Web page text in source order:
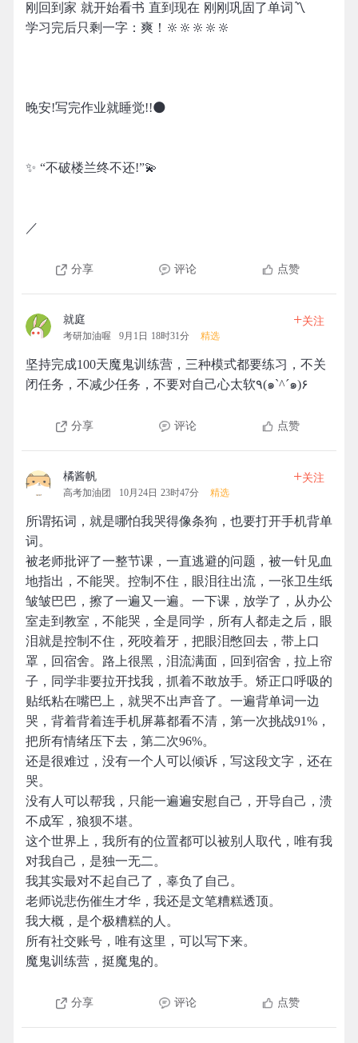
刚回到家 就开始看书 直到现在 刚刚巩固了单词〽️
学习完后只剩一字：爽！🔆🔆🔆🔆🔆
晚安!写完作业就睡觉!!🌑
✨ “不破楼兰终不还!”💫
／
分享 评论 点赞
就庭
考研加油喔 9月1日 18时31分 精选
+关注
坚持完成100天魔鬼训练营，三种模式都要练习，不关
闭任务，不减少任务，不要对自己心太软٩(๑`^´๑)۶
分享 评论 点赞
橘酱帆
高考加油团 10月24日 23时47分 精选
+关注
所谓拓词，就是哪怕我哭得像条狗，也要打开手机背单
词。
被老师批评了一整节课，一直逃避的问题，被一针见血
地指出，不能哭。控制不住，眼泪往出流，一张卫生纸
皱皱巴巴，擦了一遍又一遍。一下课，放学了，从办公
室走到教室，不能哭，全是同学，所有人都走之后，眼
泪就是控制不住，死咬着牙，把眼泪憋回去，带上口
罩，回宿舍。路上很黑，泪流满面，回到宿舍，拉上帘
子，同学非要拉开找我，抓着不敢放手。矫正口呼吸的
贴纸粘在嘴巴上，就哭不出声音了。一遍背单词一边
哭，背着背着连手机屏幕都看不清，第一次挑战91%，
把所有情绪压下去，第二次96%。
还是很难过，没有一个人可以倾诉，写这段文字，还在
哭。
没有人可以帮我，只能一遍遍安慰自己，开导自己，溃
不成军，狼狈不堪。
这个世界上，我所有的位置都可以被别人取代，唯有我
对我自己，是独一无二。
我其实最对不起自己了，辜负了自己。
老师说悲伤催生才华，我还是文笔糟糕透顶。
我大概，是个极糟糕的人。
所有社交账号，唯有这里，可以写下来。
魔鬼训练营，挺魔鬼的。
分享 评论 点赞